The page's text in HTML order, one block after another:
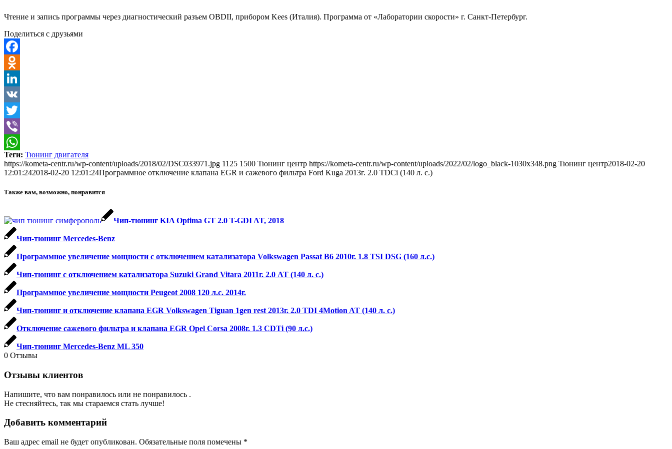
Чтение и запись программы через диагностический разъем OBDII, прибором Kees (Италия). Программа от «Лаборатории скорости» г. Санкт-Петербург.
Поделиться с друзьями
Facebook
Odnoklassniki
LinkedIn
VK
Twitter
Viber
WhatsApp
Теги: Тюнинг двигателя
https://kometa-centr.ru/wp-content/uploads/2018/02/DSC033971.jpg 1125 1500 Тюнинг центр https://kometa-centr.ru/wp-content/uploads/2022/02/logo_black-1030x348.png Тюнинг центр2018-02-20
12:01:242018-02-20 12:01:24Программное отключение клапана EGR и сажевого фильтра Ford Kuga 2013г. 2.0 TDCi (140 л. с.)
Также вам, возможно, понравится
Чип-тюнинг KIA Optima GT 2.0 T-GDI AT, 2018
Чип-тюнинг Mercedes-Benz
Программное увеличение мощности с отключением катализатора Volkswagen Passat B6 2010г. 1.8 TSI DSG (160 л.с.)
Чип-тюнинг с отключением катализатора Suzuki Grand Vitara 2011г. 2.0 AT (140 л. с.)
Программное увеличение мощности Peugeot 2008 120 л.с. 2014г.
Чип-тюнинг и отключение клапана EGR Volkswagen Tiguan 1gen rest 2013г. 2.0 TDI 4Motion AT (140 л. с.)
Отключение сажевого фильтра и клапана EGR Opel Corsa 2008г. 1.3 CDTi (90 л.с.)
Чип-тюнинг Mercedes-Benz ML 350
0 Отзывы
Отзывы клиентов
Напишите, что вам понравилось или не понравилось .
Не стесняйтесь, так мы стараемся стать лучше!
Добавить комментарий
Ваш адрес email не будет опубликован. Обязательные поля помечены *